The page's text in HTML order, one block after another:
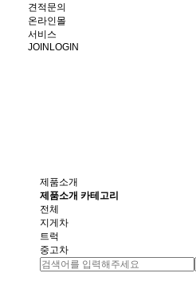
견적문의
온라인몰
서비스
JOIN LOGIN
제품소개
제품소개 카테고리
전체
지게차
트럭
중고차